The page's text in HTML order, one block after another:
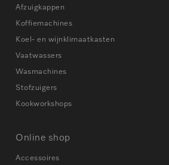
Afzuigkappen
Koffiemachines
Koel- en wijnklimaatkasten
Vaatwassers
Wasmachines
Stofzuigers
Kookworkshops
Online shop
Accessoires